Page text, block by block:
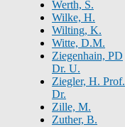
Werth, S.
Wilke, H.
Wilting, K.
Witte, D.M.
Ziegenhain, PD
Dr. U.
Ziegler, H. Prof.
Dr.
Zille, M.
Zuther, B.